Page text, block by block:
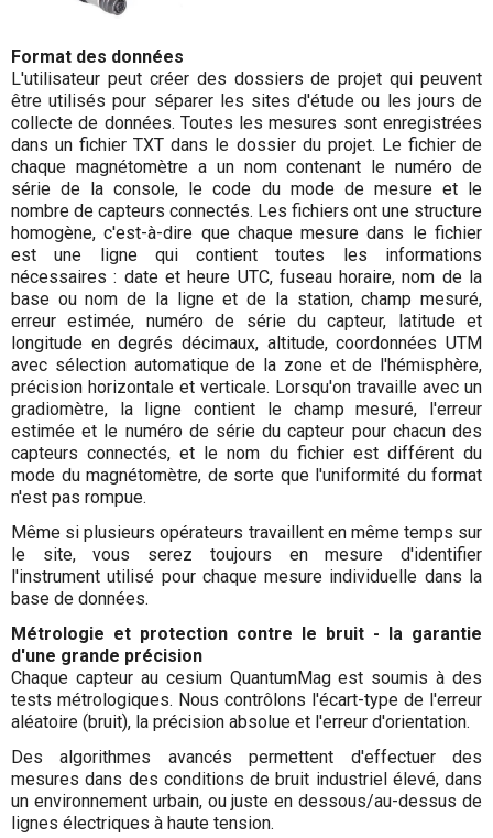
Format des données
L'utilisateur peut créer des dossiers de projet qui peuvent
être utilisés pour séparer les sites d'étude ou les jours de
collecte de données. Toutes les mesures sont enregistrées
dans un fichier TXT dans le dossier du projet. Le fichier de
chaque magnétomètre a un nom contenant le numéro de
série de la console, le code du mode de mesure et le
nombre de capteurs connectés. Les fichiers ont une structure
homogène, c'est-à-dire que chaque mesure dans le fichier
est une ligne qui contient toutes les informations
nécessaires : date et heure UTC, fuseau horaire, nom de la
base ou nom de la ligne et de la station, champ mesuré,
erreur estimée, numéro de série du capteur, latitude et
longitude en degrés décimaux, altitude, coordonnées UTM
avec sélection automatique de la zone et de l'hémisphère,
précision horizontale et verticale. Lorsqu'on travaille avec un
gradiomètre, la ligne contient le champ mesuré, l'erreur
estimée et le numéro de série du capteur pour chacun des
capteurs connectés, et le nom du fichier est différent du
mode du magnétomètre, de sorte que l'uniformité du format
n'est pas rompue.
Même si plusieurs opérateurs travaillent en même temps sur
le site, vous serez toujours en mesure d'identifier
l'instrument utilisé pour chaque mesure individuelle dans la
base de données.
Métrologie et protection contre le bruit - la garantie
d'une grande précision
Chaque capteur au cesium QuantumMag est soumis à des
tests métrologiques. Nous contrôlons l'écart-type de l'erreur
aléatoire (bruit), la précision absolue et l'erreur d'orientation.
Des algorithmes avancés permettent d'effectuer des
mesures dans des conditions de bruit industriel élevé, dans
un environnement urbain, ou juste en dessous/au-dessus de
lignes électriques à haute tension.